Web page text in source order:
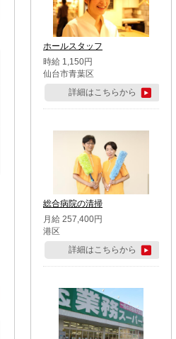
ホールスタッフ
時給 1,150円
仙台市青葉区
詳細はこちらから
総合病院の清掃
月給 257,400円
港区
詳細はこちらから